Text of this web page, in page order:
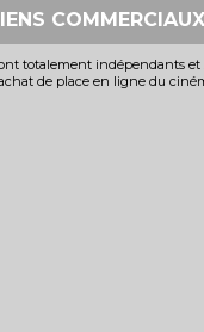
COMMERCIAUX
totalement indépendants et
de place en ligne du